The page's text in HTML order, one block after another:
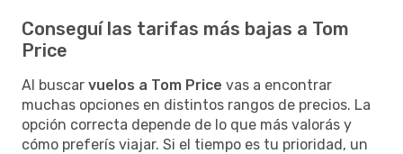
Conseguí las tarifas más bajas a Tom
Price
Al buscar vuelos a Tom Price vas a encontrar
muchas opciones en distintos rangos de precios. La
opción correcta depende de lo que más valorás y
cómo preferís viajar. Si el tiempo es tu prioridad, un